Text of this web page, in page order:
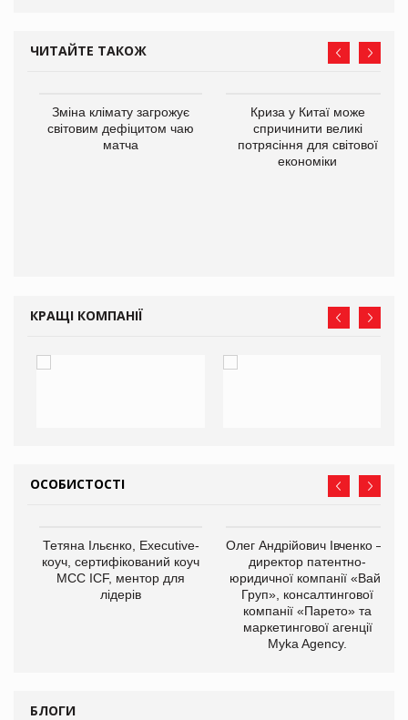
ЧИТАЙТЕ ТАКОЖ
Зміна клімату загрожує
світовим дефіцитом чаю
матча
Криза у Китаї може
спричинити великі
потрясіння для світової
економіки
КРАЩІ КОМПАНІЇ
ОСОБИСТОСТІ
Тетяна Ільєнко, Executive-
коуч, сертифікований коуч
МСС ICF, ментор для
лідерів
Олег Андрійович Івченко —
директор патентно-
юридичної компанії «Вайз
Груп», консалтингової
компанії «Парето» та
маркетингової агенції
Myka Agency.
БЛОГИ